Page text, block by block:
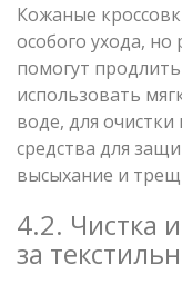
Кожаные
особого ухода, но
помогут
использовать
воде, для
средства для
высыхание и
4.2. Чистка
за